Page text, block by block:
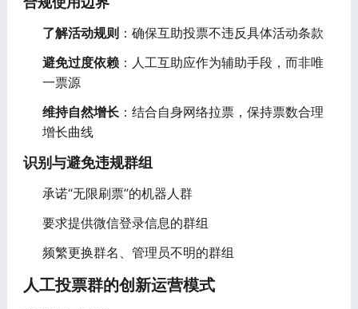
了解活动规则 ：确保互助投票不违反具体活动条款
避免过度依赖：人工互助应作为辅助手段，而非唯
一票源
维持自然增长：结合自身网络拉票，保持票数合理
增长曲线
识别与避免违规群组
承诺“无限刷票”的机器人群
要求提供微信登录信息的群组
频繁更换群名、管理员不明的群组
人工投票群的创新运营模式